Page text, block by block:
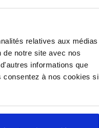
relatives aux médias
de notre site avec nos
informations que
consentez à nos cookies si